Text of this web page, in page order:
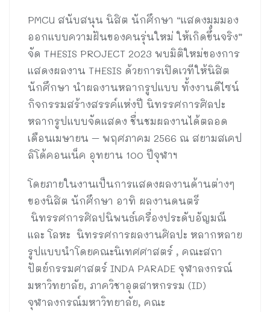
PMCU สนับสนุน นิสิต นักศึกษา “แสดงมุมมอง
ออกแบบความฝันของคนรุ่นใหม่ ให้เกิดขึ้นจริง”
จัด THESIS PROJECT 2023 พบมิติใหม่ของการ
แสดงผลงาน THESIS ด้วยการเปิดเวทีให้นิสิต
นักศึกษา นำผลงานหลากรูปแบบ ทั้งงานดีไซน์
กิจกรรมสร้างสรรค์แห่งปี นิทรรศการศิลปะ
หลากรูปแบบจัดแสดง ชื่นชมผลงานได้ตลอด
เดือนเมษายน – พฤศภาคม 2566 ณ สยามสเคป
ลิโด้คอนเน็ค อุทยาน 100 ปีจุฬาฯ
โดยภายในงานเป็นการแสดงผลงานด้านต่างๆ
ของนิสิต นักศึกษา อาทิ ผลงานดนตรี
นิทรรศการศิลปนิพนธ์เครื่องประดับอัญมณี
และ โลหะ นิทรรศการผลงานศิลปะ หลากหลาย
รูปแบบนำโดยคณะนิเทศศาสตร์ , คณะสถา
ปัตย์กรรมศาสตร์ INDA PARADE จุฬาลงกรณ์
มหาวิทยาลัย, ภาควิชาอุตสาหกรรม (ID)
จุฬาลงกรณ์มหาวิทยาลัย, คณะ